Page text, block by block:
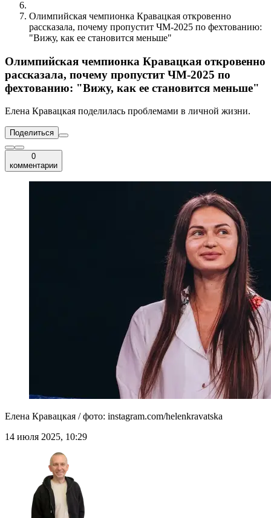
Олимпийская чемпионка Кравацкая откровенно
рассказала, почему пропустит ЧМ-2025 по фехтованию:
"Вижу, как ее становится меньше"
Олимпийская чемпионка Кравацкая откровенно
рассказала, почему пропустит ЧМ-2025 по
фехтованию: "Вижу, как ее становится меньше"
Елена Кравацкая поделилась проблемами в личной жизни.
Поделиться
0
комментарии
Елена Кравацкая / фото: instagram.com/helenkravatska
14 июля 2025, 10:29